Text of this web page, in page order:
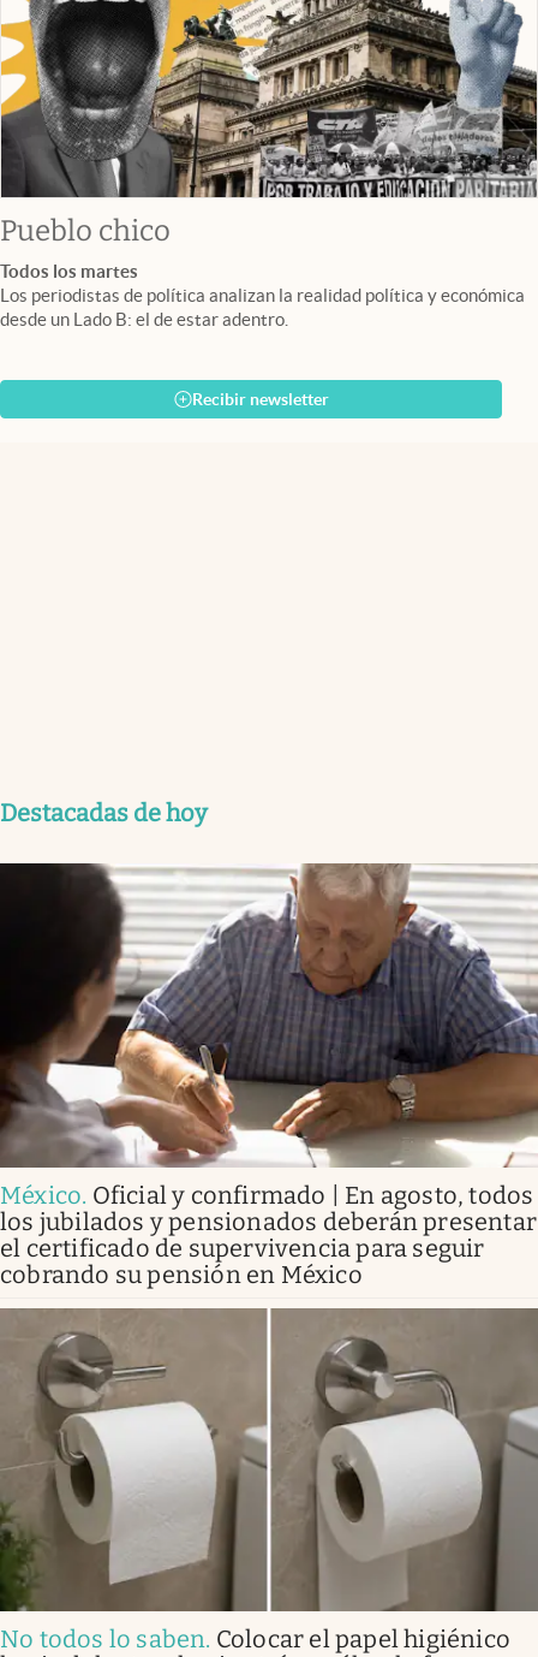
Pueblo chico
Todos los martes
Los periodistas de política analizan la realidad política y económica
desde un Lado B: el de estar adentro.
Recibir newsletter
Destacadas de hoy
México. Oficial y confirmado | En agosto, todos
los jubilados y pensionados deberán presentar
el certificado de supervivencia para seguir
cobrando su pensión en México
No todos lo saben. Colocar el papel higiénico